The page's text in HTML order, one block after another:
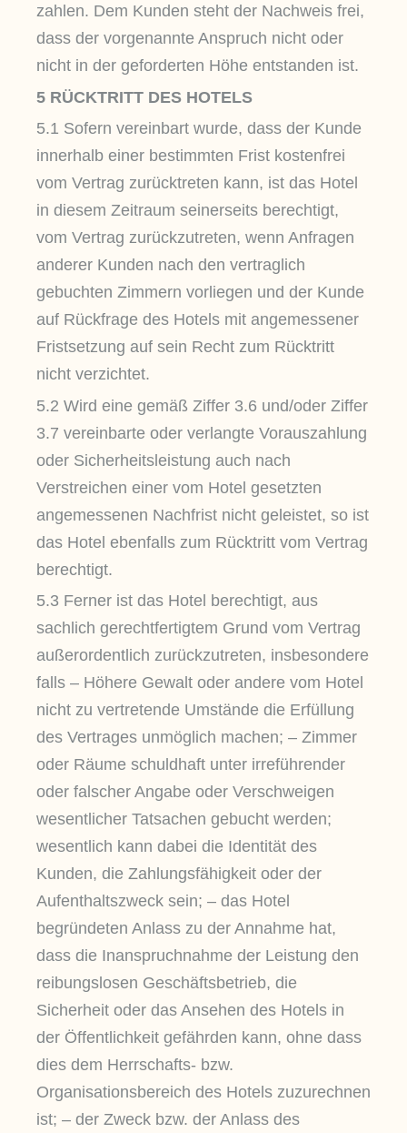
zahlen. Dem Kunden steht der Nachweis frei,
dass der vorgenannte Anspruch nicht oder
nicht in der geforderten Höhe entstanden ist.
5 RÜCKTRITT DES HOTELS
5.1 Sofern vereinbart wurde, dass der Kunde
innerhalb einer bestimmten Frist kostenfrei
vom Vertrag zurücktreten kann, ist das Hotel
in diesem Zeitraum seinerseits berechtigt,
vom Vertrag zurückzutreten, wenn Anfragen
anderer Kunden nach den vertraglich
gebuchten Zimmern vorliegen und der Kunde
auf Rückfrage des Hotels mit angemessener
Fristsetzung auf sein Recht zum Rücktritt
nicht verzichtet.
5.2 Wird eine gemäß Ziffer 3.6 und/oder Ziffer
3.7 vereinbarte oder verlangte Vorauszahlung
oder Sicherheitsleistung auch nach
Verstreichen einer vom Hotel gesetzten
angemessenen Nachfrist nicht geleistet, so ist
das Hotel ebenfalls zum Rücktritt vom Vertrag
berechtigt.
5.3 Ferner ist das Hotel berechtigt, aus
sachlich gerechtfertigtem Grund vom Vertrag
außerordentlich zurückzutreten, insbesondere
falls – Höhere Gewalt oder andere vom Hotel
nicht zu vertretende Umstände die Erfüllung
des Vertrages unmöglich machen; – Zimmer
oder Räume schuldhaft unter irreführender
oder falscher Angabe oder Verschweigen
wesentlicher Tatsachen gebucht werden;
wesentlich kann dabei die Identität des
Kunden, die Zahlungsfähigkeit oder der
Aufenthaltszweck sein; – das Hotel
begründeten Anlass zu der Annahme hat,
dass die Inanspruchnahme der Leistung den
reibungslosen Geschäftsbetrieb, die
Sicherheit oder das Ansehen des Hotels in
der Öffentlichkeit gefährden kann, ohne dass
dies dem Herrschafts- bzw.
Organisationsbereich des Hotels zuzurechnen
ist; – der Zweck bzw. der Anlass des